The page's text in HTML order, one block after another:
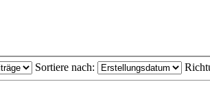
Sortiere nach: